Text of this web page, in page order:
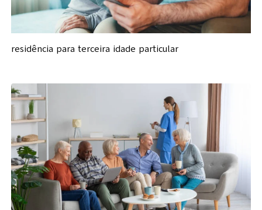
residência para terceira idade particular